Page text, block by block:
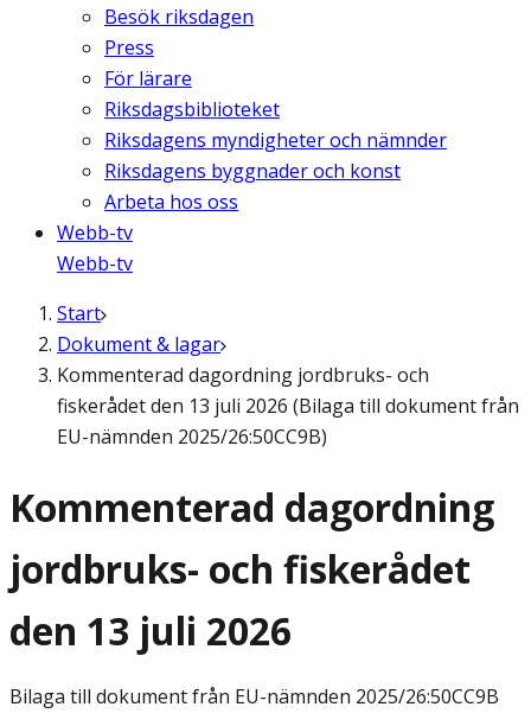
Besök riksdagen
Press
För lärare
Riksdagsbiblioteket
Riksdagens myndigheter och nämnder
Riksdagens byggnader och konst
Arbeta hos oss
Webb-tv
Webb-tv
Start
Dokument & lagar
Kommenterad dagordning jordbruks- och
fiskerådet den 13 juli 2026 (Bilaga till dokument från
EU-nämnden 2025/26:50CC9B)
Kommenterad dagordning
jordbruks- och fiskerådet
den 13 juli 2026
Bilaga till dokument från EU-nämnden 2025/26:50CC9B